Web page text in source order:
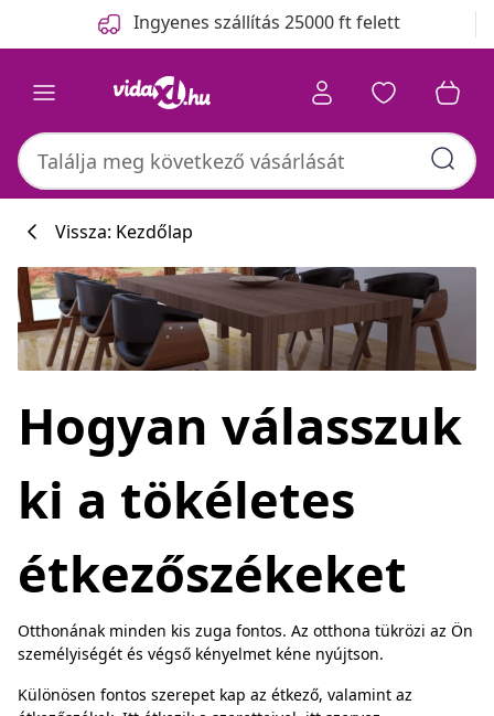
Ingyenes szállítás 25000 ft felett
Vissza: Kezdőlap
Hogyan válasszuk
ki a tökéletes
étkezőszékeket
Otthonának minden kis zuga fontos. Az otthona tükrözi az Ön
személyiségét és végső kényelmet kéne nyújtson.
Különösen fontos szerepet kap az étkező, valamint az